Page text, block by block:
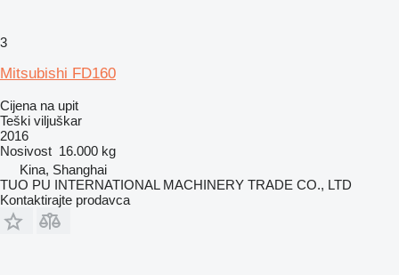
3
Mitsubishi FD160
Cijena na upit
Teški viljuškar
2016
Nosivost 16.000 kg
Kina, Shanghai
TUO PU INTERNATIONAL MACHINERY TRADE CO., LTD
Kontaktirajte prodavca